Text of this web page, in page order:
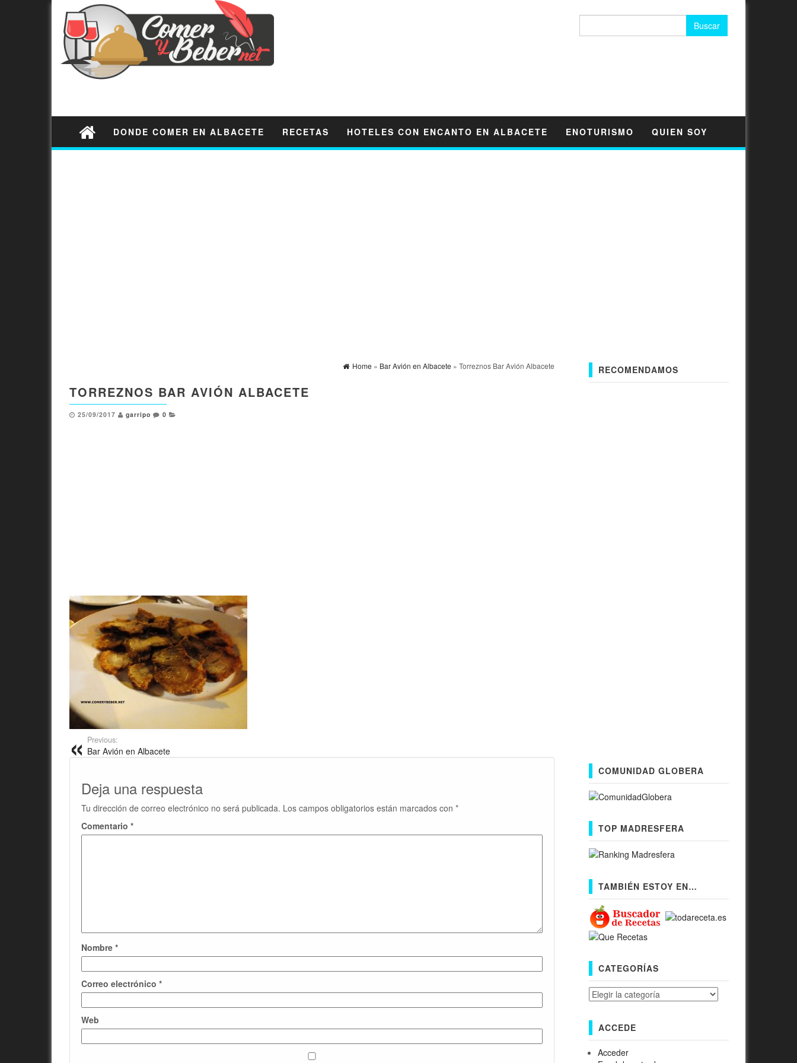
DONDE COMER EN ALBACETE RECETAS HOTELES CON ENCANTO EN ALBACETE ENOTURISMO QUIEN SOY
Home » Bar Avión en Albacete » Torreznos Bar Avión Albacete
TORREZNOS BAR AVIÓN ALBACETE
25/09/2017 garripo 0
Previous:
Bar Avión en Albacete
Deja una respuesta
Tu dirección de correo electrónico no será publicada. Los campos obligatorios están marcados con *
Comentario *
Nombre *
Correo electrónico *
Web
RECOMENDAMOS
COMUNIDAD GLOBERA
TOP MADRESFERA
TAMBIÉN ESTOY EN…
CATEGORÍAS
Categorías
ACCEDE
Acceder